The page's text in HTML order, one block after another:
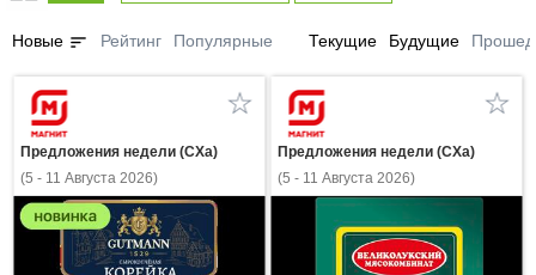
Новые sort Рейтинг Популярные Текущие Будущие
Предложения недели (СХа)
(5 - 11 Августа 2026)
Предложения недели (СХа)
(5 - 11 Августа 2026)